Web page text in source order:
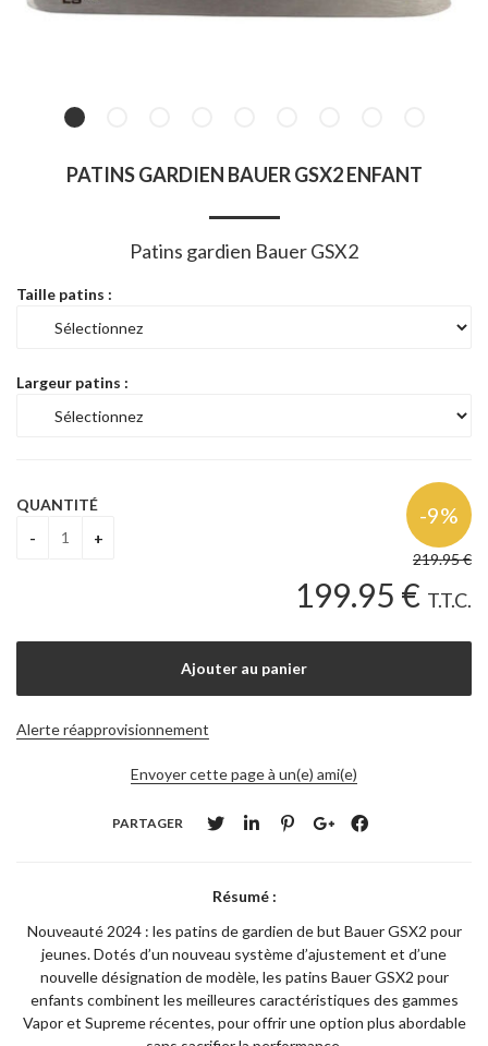
PATINS GARDIEN BAUER GSX2 ENFANT
Patins gardien Bauer GSX2
Taille patins :
Largeur patins :
219.95€
199.95 € T.T.C.
QUANTITÉ
Alerte réapprovisionnement
Envoyer cette page à un(e) ami(e)
PARTAGER
Résumé :
Nouveauté 2024 : les patins de gardien de but Bauer GSX2 pour
jeunes. Dotés d’un nouveau système d’ajustement et d’une
nouvelle désignation de modèle, les patins Bauer GSX2 pour
enfants combinent les meilleures caractéristiques des gammes
Vapor et Supreme récentes, pour offrir une option plus abordable